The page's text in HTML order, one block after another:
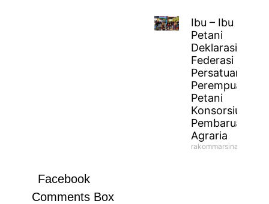
Facebook
Comments Box
Ibu – Ibu
Petani
Deklarasikan
Federasi
Persatuan
Perempuan
Petani
Konsorsium
Pembaruan
Agraria
rakommarsinahfm